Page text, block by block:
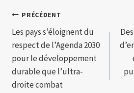
Navigation
de
l’article
PRÉCÉDENT
Les pays s’éloignent du
respect de l’Agenda 2030
pour le développement
durable que l’ultra-
droite combat